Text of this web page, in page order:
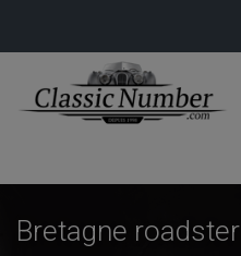
Bretagne roadster